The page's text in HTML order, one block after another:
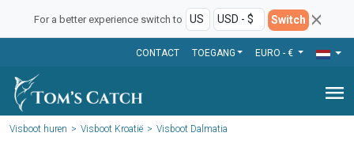
For a better experience switch to Switch
CONTACT TOEGANG EURO - €
menu
Visboot huren Visboot Kroatië Visboot Dalmatia